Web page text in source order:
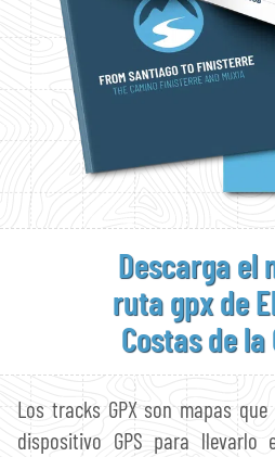
Descarga el
ruta gpx de
Costas de la
Los tracks GPX son mapas
dispositivo GPS para llevarlo